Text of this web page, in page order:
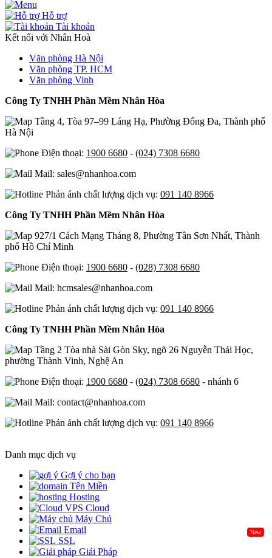
Hỗ trợ
Tài khoản
Kết nối với Nhân Hoà
Văn phòng Hà Nội
Văn phòng TP. HCM
Văn phòng Vinh
Công Ty TNHH Phần Mềm Nhân Hòa
Tầng 4, Tòa 97–99 Láng Hạ, Phường Đống Đa, Thành phố
Hà Nội
Điện thoại: 1900 6680 - (024) 7308 6680
Mail: sales@nhanhoa.com
Phản ánh chất lượng dịch vụ: 091 140 8966
Công Ty TNHH Phần Mềm Nhân Hòa
927/1 Cách Mạng Tháng 8, Phường Tân Sơn Nhất, Thành
phố Hồ Chí Minh
Điện thoại: 1900 6680 - (028) 7308 6680
Mail: hcmsales@nhanhoa.com
Phản ánh chất lượng dịch vụ: 091 140 8966
Công Ty TNHH Phần Mềm Nhân Hòa
Tầng 2 Tòa nhà Sài Gòn Sky, ngõ 26 Nguyễn Thái Học,
phường Thành Vinh, Nghệ An
Điện thoại: 1900 6680 - (024) 7308 6680 - nhánh 6
Mail: contact@nhanhoa.com
Phản ánh chất lượng dịch vụ: 091 140 8966
Danh mục dịch vụ
Gợi ý cho bạn
Tên Miền
Hosting
Cloud
Máy Chủ
New
Email
SSL
Giải Pháp